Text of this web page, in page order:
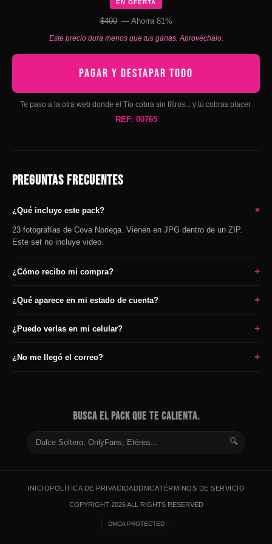
EN OFERTA
$400 — Ahorra 81%
Este precio dura menos que tus ganas. Aprovéchalo.
PAGAR Y DESTAPAR TODO
Te paso a la otra web donde el Tío cobra sin filtros... y tú cobras placer.
REF: 00765
PREGUNTAS FRECUENTES
¿Qué incluye este pack? +
23 fotografías de Cova Noriega. Vienen en JPG dentro de un ZIP.
Este set no incluye video.
¿Cómo recibo mi compra? +
¿Qué aparece en mi estado de cuenta? +
¿Puedo verlas en mi celular? +
¿No me llegó el correo? +
BUSCA EL PACK QUE TE CALIENTA.
🔍
INICIOPOLÍTICA DE PRIVACIDADDMCATÉRMINOS DE SERVICIO
COPYRIGHT 2026 ALL RIGHTS RESERVED
DMCA PROTECTED